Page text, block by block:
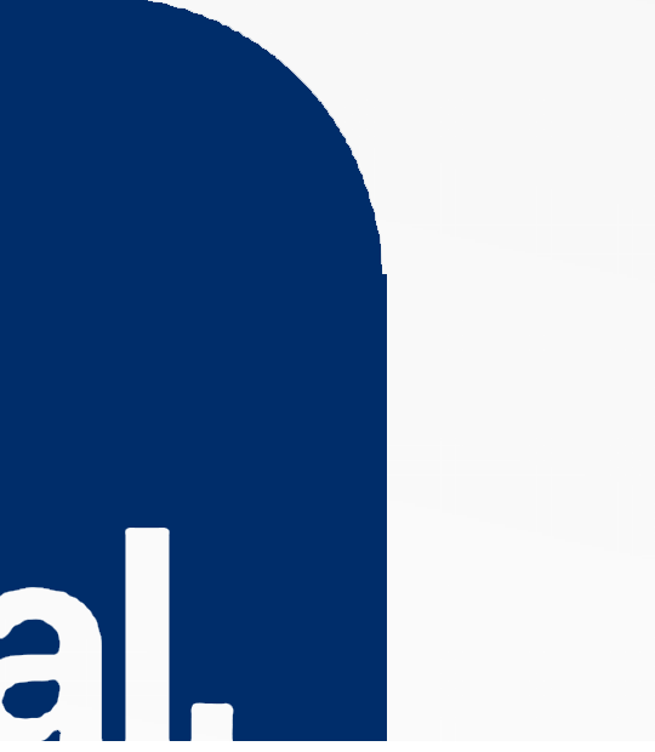
avec les réglementations. Personnalisez vos préférences pour